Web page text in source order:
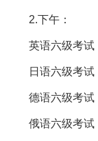
2.下午：
英语六级考试
日语六级考
德语六级考试
俄语六级考试